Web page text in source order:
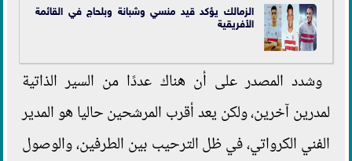
الزمالك يؤكد قيد منسي وشبانة وبلحاج في القائمة
الأفريقية
وشدد المصدر على أن هناك عددًا من السير الذاتية
لمدرين آخرين، ولكن يعد أقرب المرشحين حاليا هو المدير
الفني الكرواتي، في ظل الترحيب بين الطرفين، والوصول